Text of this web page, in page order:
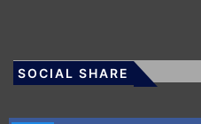
SOCIAL SHARE